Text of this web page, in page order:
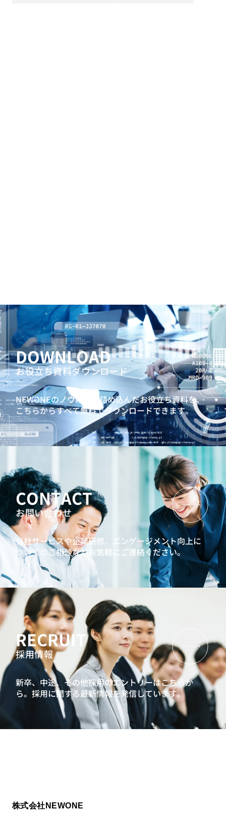
DOWNLOAD
お役立ち資料ダウンロード
NEWONEのノウハウを詰め込んだお役立ち資料を、
こちらからすべて無料でダウンロードできます。
CONTACT
お問い合わせ
当社サービスや企業研修、エンゲージメント向上に
ついてのご相談などお気軽にご連絡ください。
RECRUIT
採用情報
新卒、中途、その他採用のエントリーはこちらか
ら。採用に関する最新情報を発信しています。
株式会社NEWONE